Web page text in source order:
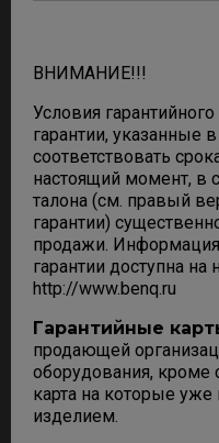
ВНИМАНИЕ!!!
Условия
гарантии, указанные
соответствовать
настоящий момент, в
талона (см. правый
гарантии)
продажи.
гарантии доступна на
http://www.benq.ru
Гарантийные
продающей
оборудования, кроме
карта на которые
изделием.